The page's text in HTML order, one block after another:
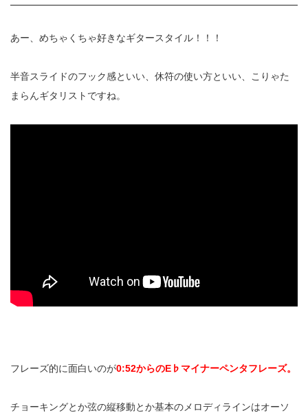
あー、めちゃくちゃ好きなギタースタイル！！！
半音スライドのフック感といい、休符の使い方といい、こりゃた
まらんギタリストですね。
フレーズ的に面白いのが0:52からのE ♭マイナーペンタフレーズ。
チョーキングとか弦の縦移動とか基本のメロディラインはオーソ